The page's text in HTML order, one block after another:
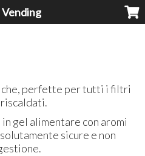
perfette per tutti i filtri
gel alimentare con aromi
sicure e non